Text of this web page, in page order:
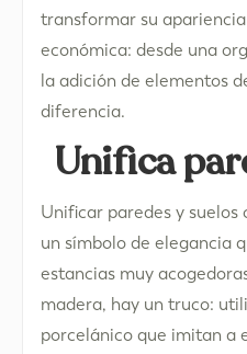
transformar su
económica: desde una
la adición de elementos
diferencia.
Unifica
Unificar paredes y
un símbolo de elegancia
estancias muy
madera, hay un truco:
porcelánico que imitan a